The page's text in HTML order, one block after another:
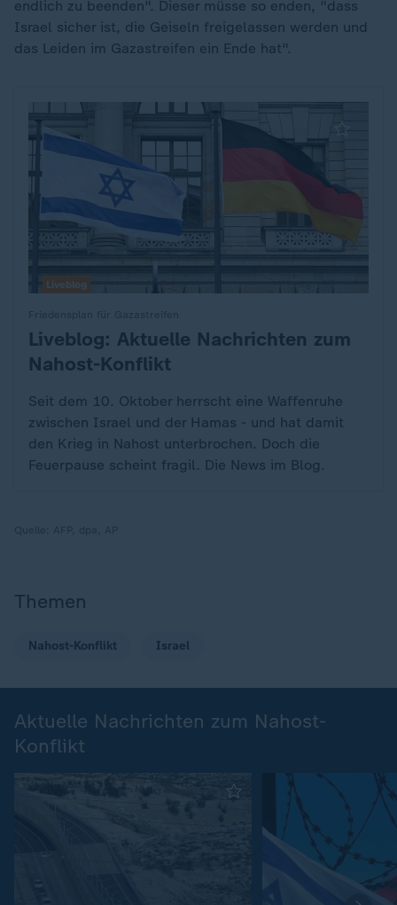
endlich zu beenden". Dieser müsse so enden, "dass
Israel sicher ist, die Geiseln freigelassen werden und
das Leiden im Gazastreifen ein Ende hat".
:Liveblog: Aktuelle Nachrichten zum
Nahost-Konflikt
Seit dem 10. Oktober herrscht eine Waffenruhe
zwischen Israel und der Hamas - und hat damit
den Krieg in Nahost unterbrochen. Doch die
Feuerpause scheint fragil. Die News im Blog.
Liveblog
Themen
Nahost-Konflikt Israel
Aktuelle Nachrichten zum Nahost-
Konflikt